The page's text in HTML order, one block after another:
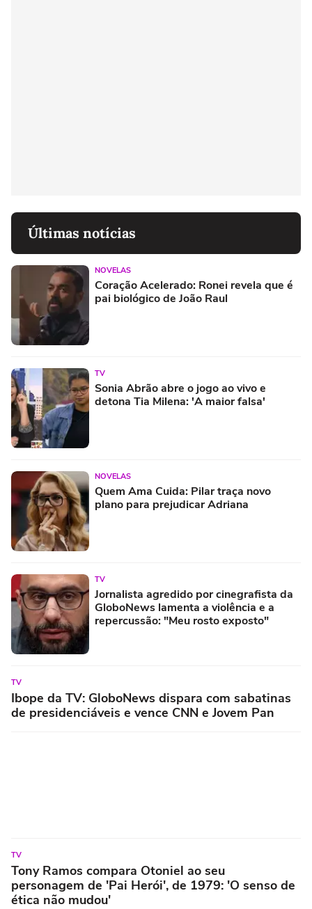
Últimas notícias
NOVELAS
Coração Acelerado: Ronei revela que é
pai biológico de João Raul
TV
Sonia Abrão abre o jogo ao vivo e
detona Tia Milena: 'A maior falsa'
NOVELAS
Quem Ama Cuida: Pilar traça novo
plano para prejudicar Adriana
TV
Jornalista agredido por cinegrafista da
GloboNews lamenta a violência e a
repercussão: "Meu rosto exposto"
TV
Ibope da TV: GloboNews dispara com sabatinas
de presidenciáveis e vence CNN e Jovem Pan
TV
Tony Ramos compara Otoniel ao seu
personagem de 'Pai Herói', de 1979: 'O senso de
ética não mudou'